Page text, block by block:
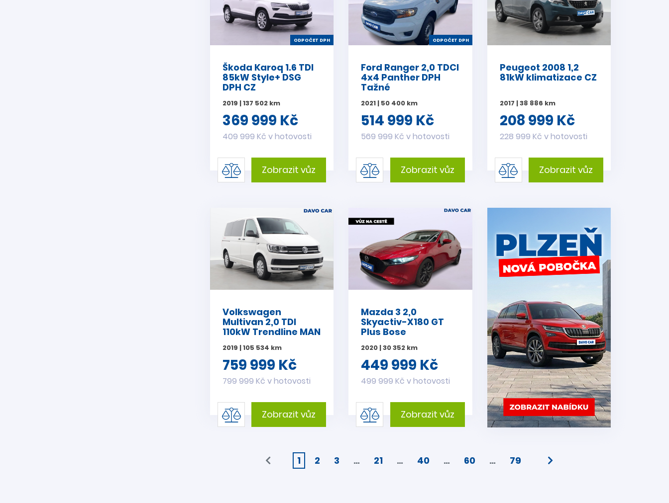
ODPOČET DPH
Škoda Karoq 1.6 TDI
85kW Style+ DSG
DPH CZ
2019 | 137 502 km
369 999 Kč
409 999 Kč v hotovosti
Zobrazit vůz
ODPOČET DPH
Ford Ranger 2,0 TDCI
4x4 Panther DPH
Tažné
2021 | 50 400 km
514 999 Kč
569 999 Kč v hotovosti
Zobrazit vůz
Peugeot 2008 1,2
81kW klimatizace CZ
2017 | 38 886 km
208 999 Kč
228 999 Kč v hotovosti
Zobrazit vůz
Volkswagen
Multivan 2,0 TDI
110kW Trendline MAN
2019 | 105 534 km
759 999 Kč
799 999 Kč v hotovosti
Zobrazit vůz
Mazda 3 2,0
Skyactiv-X180 GT
Plus Bose
2020 | 30 352 km
449 999 Kč
499 999 Kč v hotovosti
Zobrazit vůz
1 2 3 … 21 … 40 … 60 … 79